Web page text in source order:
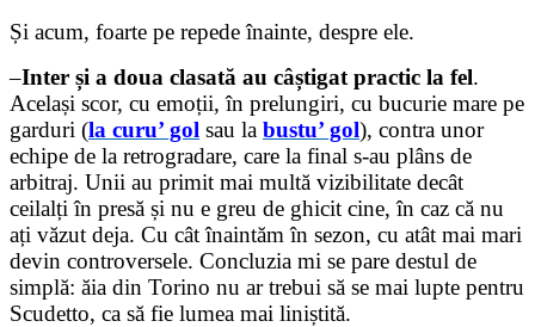
Și acum, foarte pe repede înainte, despre ele.
–Inter și a doua clasată au câștigat practic la fel.
Același scor, cu emoții, în prelungiri, cu bucurie mare pe
garduri (la curu’ gol sau la bustu’ gol), contra unor
echipe de la retrogradare, care la final s-au plâns de
arbitraj. Unii au primit mai multă vizibilitate decât
ceilalți în presă și nu e greu de ghicit cine, în caz că nu
ați văzut deja. Cu cât înaintăm în sezon, cu atât mai mari
devin controversele. Concluzia mi se pare destul de
simplă: ăia din Torino nu ar trebui să se mai lupte pentru
Scudetto, ca să fie lumea mai liniștită.